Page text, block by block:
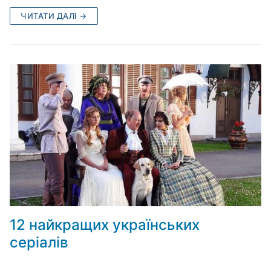
ЧИТАТИ ДАЛІ →
12 найкращих українських
серіалів